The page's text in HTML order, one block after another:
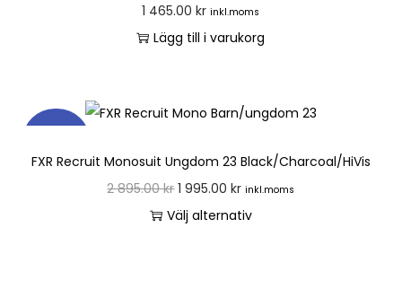
1 465.00kr inkl.moms
Lägg till i varukorg
FXR Recruit Monosuit Ungdom 23 Black/Charcoal/HiVis
2 895.00kr 1 995.00kr inkl.moms
Välj alternativ